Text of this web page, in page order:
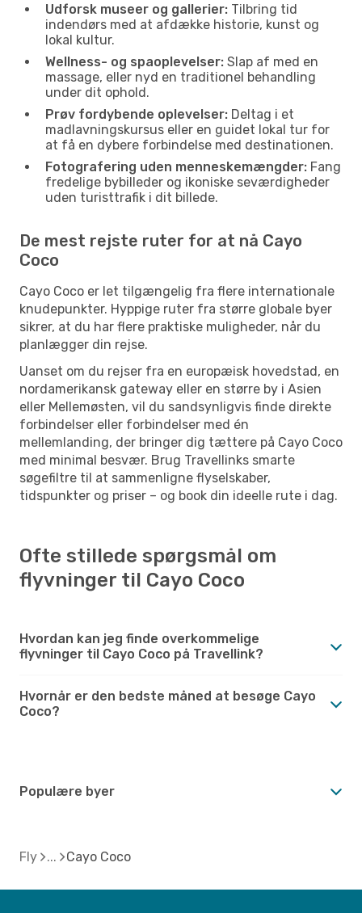
Udforsk museer og gallerier: Tilbring tid
indendørs med at afdække historie, kunst og
lokal kultur.
Wellness- og spaoplevelser: Slap af med en
massage, eller nyd en traditionel behandling
under dit ophold.
Prøv fordybende oplevelser: Deltag i et
madlavningskursus eller en guidet lokal tur for
at få en dybere forbindelse med destinationen.
Fotografering uden menneskemængder: Fang
fredelige bybilleder og ikoniske seværdigheder
uden turisttrafik i dit billede.
De mest rejste ruter for at nå Cayo
Coco
Cayo Coco er let tilgængelig fra flere internationale
knudepunkter. Hyppige ruter fra større globale byer
sikrer, at du har flere praktiske muligheder, når du
planlægger din rejse.
Uanset om du rejser fra en europæisk hovedstad, en
nordamerikansk gateway eller en større by i Asien
eller Mellemøsten, vil du sandsynligvis finde direkte
forbindelser eller forbindelser med én
mellemlanding, der bringer dig tættere på Cayo Coco
med minimal besvær. Brug Travellinks smarte
søgefiltre til at sammenligne flyselskaber,
tidspunkter og priser – og book din ideelle rute i dag.
Ofte stillede spørgsmål om
flyvninger til Cayo Coco
Hvordan kan jeg finde overkommelige
flyvninger til Cayo Coco på Travellink?
Hvornår er den bedste måned at besøge Cayo
Coco?
Populære byer
Fly Cayo Coco